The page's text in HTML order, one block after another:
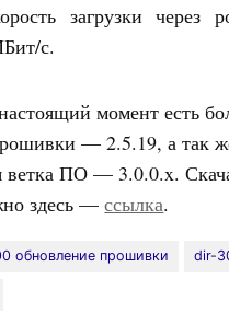
загрузки через
с.
момент есть
— 2.5.19, а так
ветка ПО — 3.0.0.x.
здесь —ссылка.
обновление прошивки dir-